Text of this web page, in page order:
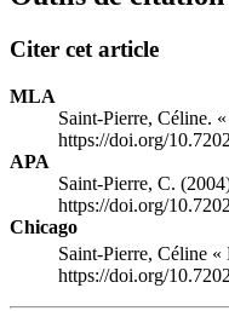
Citer cet article
MLA
Saint-Pierre, Céline.
https://doi.org/
APA
Saint-Pierre, C.
https://doi.org/
Chicago
Saint-Pierre, Céline «
https://doi.org/